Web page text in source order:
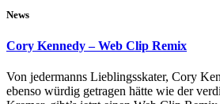
News
Cory Kennedy – Web Clip Remix
Von jedermanns Lieblingsskater, Cory
ebenso würdig getragen hätte wie der